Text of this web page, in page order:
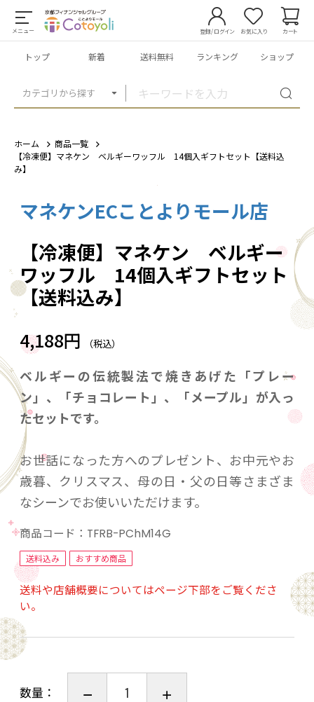
メニュー
カテゴリから探す
登録/ログイン お気に入り カート
トップ 新着 送料無料 ランキング ショップ
ホーム
商品一覧
【冷凍便】マネケン ベルギーワッフル 14個入ギフトセット【送料込
み】
マネケンECことよりモール店
【冷凍便】マネケン ベルギー
ワッフル 14個入ギフトセット
【送料込み】
4,188円 （税込）
ベルギーの伝統製法で焼きあげた「プレー
ン」、「チョコレート」、「メープル」が入っ
たセットです。
お世話になった方へのプレゼント、お中元やお
歳暮、クリスマス、母の日・父の日等さまざま
なシーンでお使いいただけます。
商品コード： TFRB-PChM14G
送料込み おすすめ商品
送料や店舗概要についてはページ下部をご覧くださ
い。
数量：